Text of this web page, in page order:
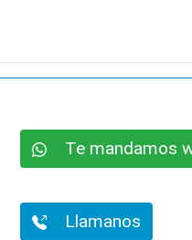
Te mandamos
Llamanos